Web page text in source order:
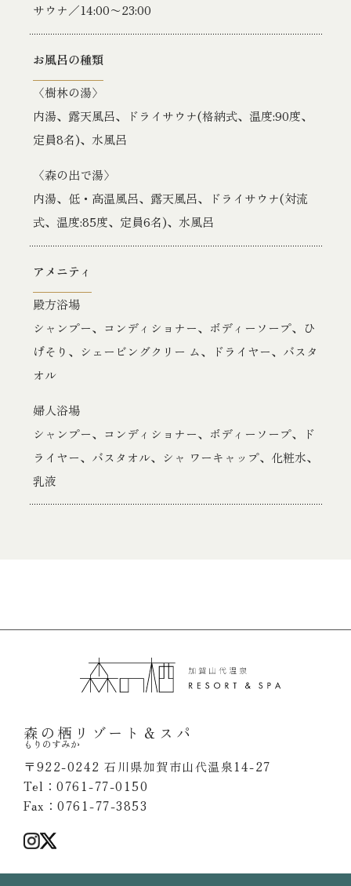
サウナ／14:00〜23:00
お風呂の種類
〈樹林の湯〉
内湯、露天風呂、ドライサウナ(格納式、温度:90度、
定員8名)、水風呂
〈森の出で湯〉
内湯、低・高温風呂、露天風呂、ドライサウナ(対流
式、温度:85度、定員6名)、水風呂
アメニティ
殿方浴場
シャンプー、コンディショナー、ボディーソープ、ひ
げそり、シェービングクリー ム、ドライヤー、バスタ
オル
婦人浴場
シャンプー、コンディショナー、ボディーソープ、ド
ライヤー、バスタオル、シャ ワーキャップ、化粧水、
乳液
森の栖リゾート＆スパ
もりのすみか
〒922-0242 石川県加賀市山代温泉14-27
Tel：0761-77-0150
Fax：0761-77-3853